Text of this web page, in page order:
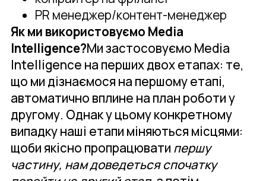
PR менеджер/контент-менеджер
Як ми використовуємо Media
Intelligence?Ми застосовуємо Media
Intelligence на перших двох етапах: те,
що ми дізнаємося на першому етапі,
автоматично вплине на план роботи у
другому. Однак у цьому конкретному
випадку наші етапи міняються місцями:
щоби якісно пропрацювати першу
частину, нам доведеться спочатку